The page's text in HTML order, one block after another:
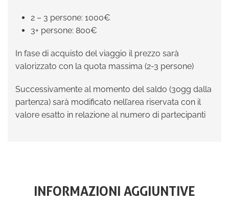
2 – 3 persone: 1000€
3+ persone: 800€
In fase di acquisto del viaggio il prezzo sarà
valorizzato con la quota massima (2-3 persone)
Successivamente al momento del saldo (30gg dalla
partenza) sarà modificato nell’area riservata con il
valore esatto in relazione al numero di partecipanti
INFORMAZIONI AGGIUNTIVE